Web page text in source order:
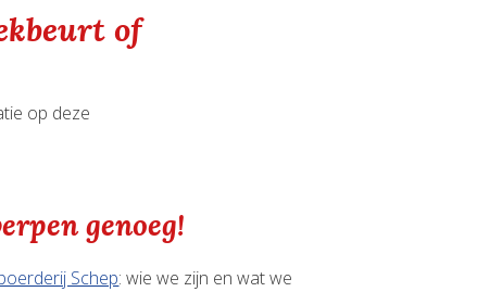
of
op deze
genoeg!
Schep: wie we zijn en wat we